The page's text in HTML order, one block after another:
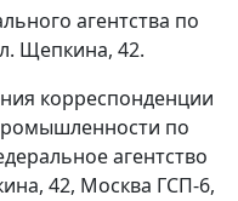
агентства по
Щепкина, 42.
корреспонденции
по
агентство
42, Москва ГСП-6,